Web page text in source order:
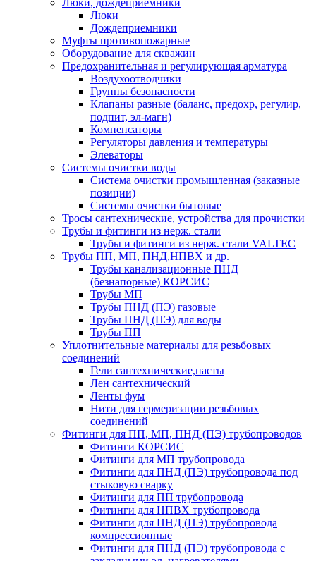
Люки, дождеприемники
Люки
Дождеприемники
Муфты противопожарные
Оборудование для скважин
Предохранительная и регулирующая арматура
Воздухоотводчики
Группы безопасности
Клапаны разные (баланс, предохр, регулир,
подпит, эл-магн)
Компенсаторы
Регуляторы давления и температуры
Элеваторы
Системы очистки воды
Система очистки промышленная (заказные
позиции)
Системы очистки бытовые
Тросы сантехнические, устройства для прочистки
Трубы и фитинги из нерж. стали
Трубы и фитинги из нерж. стали VALTEC
Трубы ПП, МП, ПНД,НПВХ и др.
Трубы канализационные ПНД
(безнапорные) КОРСИС
Трубы МП
Трубы ПНД (ПЭ) газовые
Трубы ПНД (ПЭ) для воды
Трубы ПП
Уплотнительные материалы для резьбовых
соединений
Гели сантехнические,пасты
Лен сантехнический
Ленты фум
Нити для гермеризации резьбовых
соединений
Фитинги для ПП, МП, ПНД (ПЭ) трубопроводов
Фитинги КОРСИС
Фитинги для МП трубопровода
Фитинги для ПНД (ПЭ) трубопровода под
стыковую сварку
Фитинги для ПП трубопровода
Фитинги для НПВХ трубопровода
Фитинги для ПНД (ПЭ) трубопровода
компрессионные
Фитинги для ПНД (ПЭ) трубопровода с